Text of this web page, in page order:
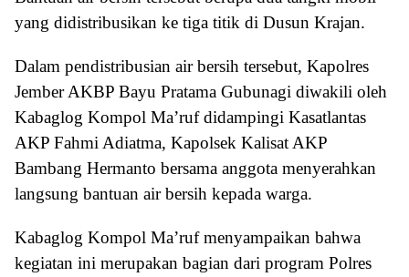
yang didistribusikan ke tiga titik di Dusun Krajan.
Dalam pendistribusian air bersih tersebut, Kapolres
Jember AKBP Bayu Pratama Gubunagi diwakili oleh
Kabaglog Kompol Ma’ruf didampingi Kasatlantas
AKP Fahmi Adiatma, Kapolsek Kalisat AKP
Bambang Hermanto bersama anggota menyerahkan
langsung bantuan air bersih kepada warga.
Kabaglog Kompol Ma’ruf menyampaikan bahwa
kegiatan ini merupakan bagian dari program Polres